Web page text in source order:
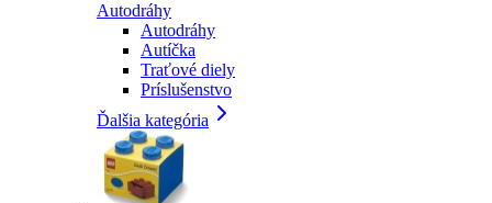
Autodráhy
Autodráhy
Autíčka
Traťové diely
Príslušenstvo
Ďalšia kategória